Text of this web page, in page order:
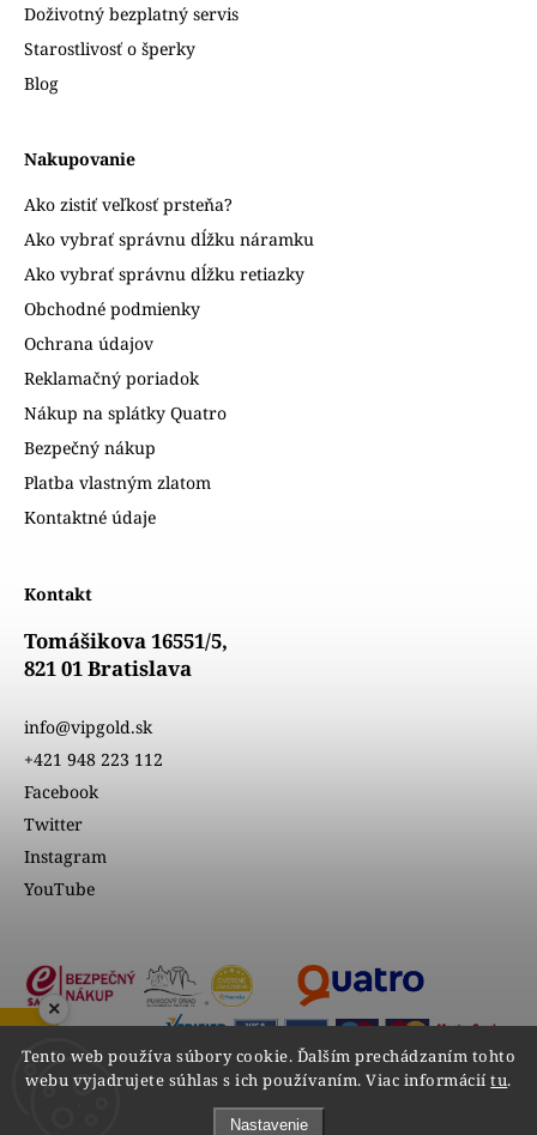
Tento web používa súbory cookie. Ďalším prechádzaním tohto
webu vyjadrujete súhlas s ich používaním. Viac informáciítu.
Nastavenie
Doživotný bezplatný servis
Starostlivosť o šperky
Blog
Nakupovanie
Ako zistiť veľkosť prsteňa?
Ako vybrať správnu dĺžku náramku
Ako vybrať správnu dĺžku retiazky
Obchodné podmienky
Ochrana údajov
Reklamačný poriadok
Nákup na splátky Quatro
Bezpečný nákup
Platba vlastným zlatom
Kontaktné údaje
Kontakt
Tomášikova 16551/5,
821 01 Bratislava
info@vipgold.sk
+421 948 223 112
Facebook
Twitter
Instagram
YouTube
×